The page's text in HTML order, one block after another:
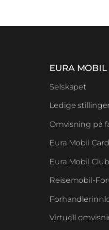
EURA
Selskapet
Ledige
Omvisning på
Eura Mobil Card
Eura Mobil Club
Reisemobil-
Virtuell